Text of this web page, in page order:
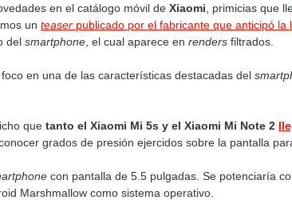
en el catálogo móvil de Xiaomi , primicias que
un teaser publicado por el fabricante que anticipó la
del smartphone , el cual aparece en renders filtrados.
en una de las características destacadas del
que tanto el Xiaomi Mi 5s y el Xiaomi Mi Note 2
grados de presión ejercidos sobre la pantalla
con pantalla de 5.5 pulgadas. Se potenciaría
Marshmallow como sistema operativo.